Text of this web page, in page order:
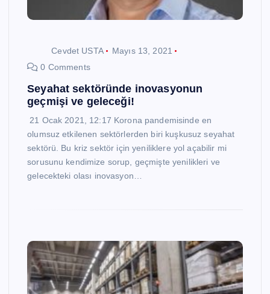
Cevdet USTA
Mayıs 13, 2021
0 Comments
Seyahat sektöründe inovasyonun
geçmişi ve geleceği!
21 Ocak 2021, 12:17 Korona pandemisinde en
olumsuz etkilenen sektörlerden biri kuşkusuz seyahat
sektörü. Bu kriz sektör için yeniliklere yol açabilir mi
sorusunu kendimize sorup, geçmişte yenilikleri ve
gelecekteki olası inovasyon…